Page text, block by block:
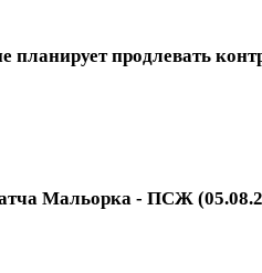
планирует продлевать
Мальорка - ПСЖ